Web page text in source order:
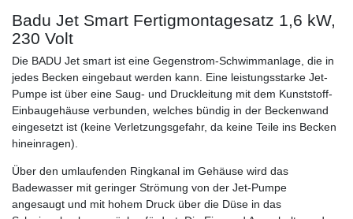
Badu Jet Smart Fertigmontagesatz 1,6 kW,
230 Volt
Die BADU Jet smart ist eine Gegenstrom-Schwimmanlage, die in
jedes Becken eingebaut werden kann. Eine leistungsstarke Jet-
Pumpe ist über eine Saug- und Druckleitung mit dem Kunststoff-
Einbaugehäuse verbunden, welches bündig in der Beckenwand
eingesetzt ist (keine Verletzungsgefahr, da keine Teile ins Becken
hineinragen).
Über den umlaufenden Ringkanal im Gehäuse wird das
Badewasser mit geringer Strömung von der Jet-Pumpe
angesaugt und mit hohem Druck über die Düse in das